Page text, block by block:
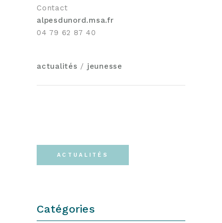
Contact
alpesdunord.msa.fr
04 79 62 87 40
actualités / jeunesse
ACTUALITÉS
Catégories